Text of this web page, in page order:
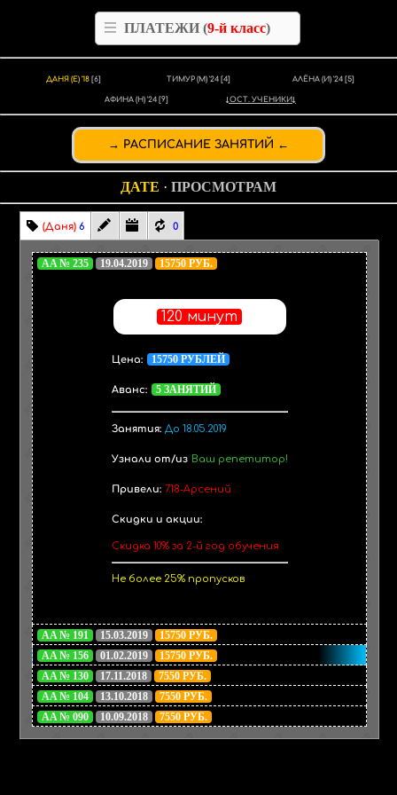
ПЛАТЕЖИ (9-й класс)
ДАНЯ (Е) '18 [6] ТИМУР (М) '24 [4] АЛЁНА (И) '24 [5]
АФИНА (Н) '24 [9] ОСТ. УЧЕНИКИ
РАСПИСАНИЕ ЗАНЯТИЙ
ДАТЕ · ПРОСМОТРАМ
(Даня) 6 0
AA № 235 19.04.2019 15750 РУБ.
120 минут
Цена: 15750 РУБЛЕЙ
Аванс: 5 ЗАНЯТИЙ
Занятия: До 18.05.2019
Узнали от/из Ваш репетитор!
Привели: 7.18-Арсений
Скидки и акции:
Скидка 10% за 2-й год обучения
Не более 25% пропусков
AA № 191 15.03.2019
15750 РУБ.
AA № 156
01.02.2019
15750 РУБ.
AA № 130
17.11.2018
7550 РУБ.
AA № 104
13.10.2018
7550 РУБ.
AA № 090
10.09.2018 7550 РУБ.